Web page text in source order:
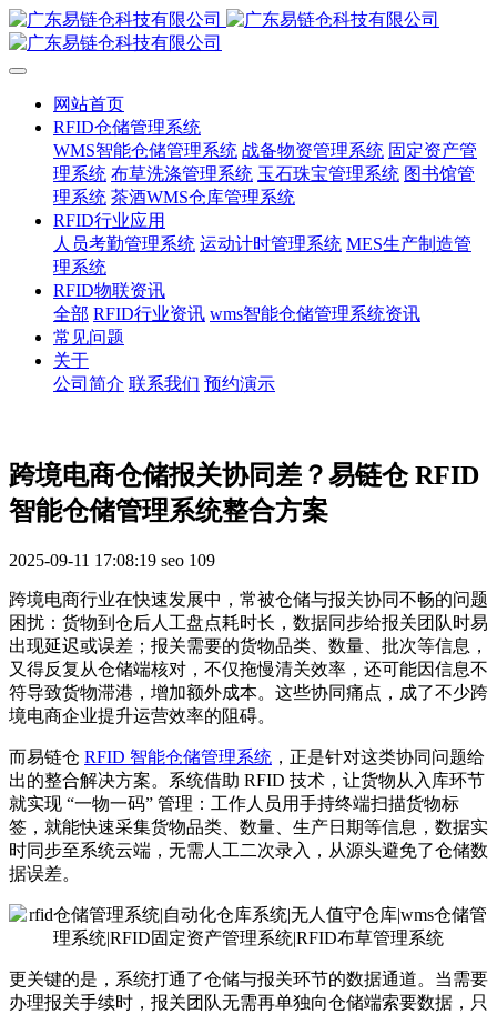
网站首页
RFID仓储管理系统
WMS智能仓储管理系统 战备物资管理系统 固定资产管
理系统 布草洗涤管理系统 玉石珠宝管理系统 图书馆管
理系统 茶酒WMS仓库管理系统
RFID行业应用
人员考勤管理系统 运动计时管理系统 MES生产制造管
理系统
RFID物联资讯
全部 RFID行业资讯 wms智能仓储管理系统资讯
常见问题
关于
公司简介 联系我们 预约演示
跨境电商仓储报关协同差？易链仓 RFID
智能仓储管理系统整合方案
2025-09-11 17:08:19 seo 109
跨境电商行业在快速发展中，常被仓储与报关协同不畅的问题
困扰：货物到仓后人工盘点耗时长，数据同步给报关团队时易
出现延迟或误差；报关需要的货物品类、数量、批次等信息，
又得反复从仓储端核对，不仅拖慢清关效率，还可能因信息不
符导致货物滞港，增加额外成本。这些协同痛点，成了不少跨
境电商企业提升运营效率的阻碍。
而易链仓 RFID 智能仓储管理系统 ，正是针对这类协同问题给
出的整合解决方案。系统借助 RFID 技术，让货物从入库环节
就实现 “一物一码” 管理：工作人员用手持终端扫描货物标
签，就能快速采集货物品类、数量、生产日期等信息，数据实
时同步至系统云端，无需人工二次录入，从源头避免了仓储数
据误差。
更关键的是，系统打通了仓储与报关环节的数据通道。当需要
办理报关手续时，报关团队无需再单独向仓储端索要数据，只